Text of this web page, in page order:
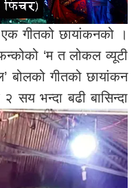
गीतको छायांकनको ।
‘म त लोकल व्यूटी
गीतको छायांकन
सय भन्दा बढी बासिन्दा